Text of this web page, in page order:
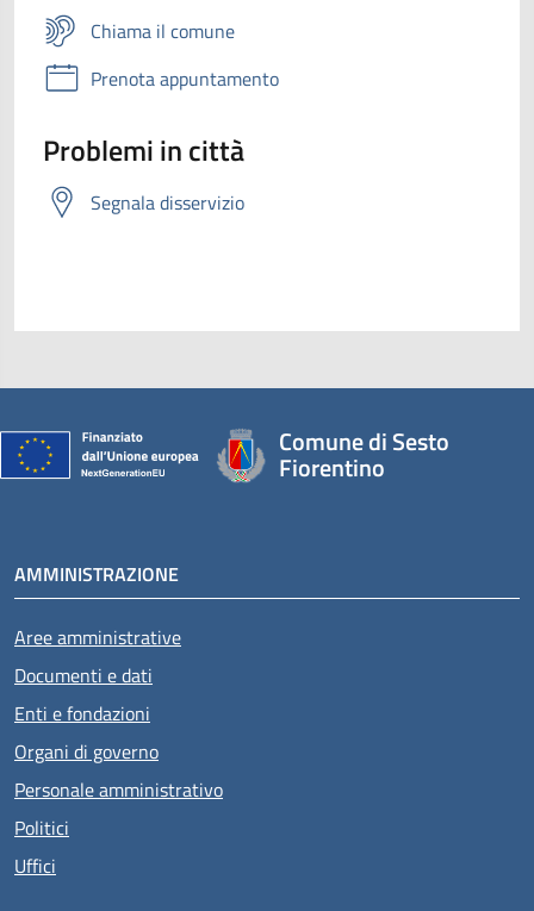
Chiama il comune
Prenota appuntamento
Problemi in città
Segnala disservizio
Comune di Sesto
Fiorentino
AMMINISTRAZIONE
Aree amministrative
Documenti e dati
Enti e fondazioni
Organi di governo
Personale amministrativo
Politici
Uffici